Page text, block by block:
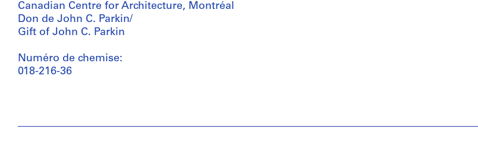
Canadian Centre for Architecture, Montréal
Don de John C. Parkin/
Gift of John C. Parkin
Numéro de chemise:
018-216-36